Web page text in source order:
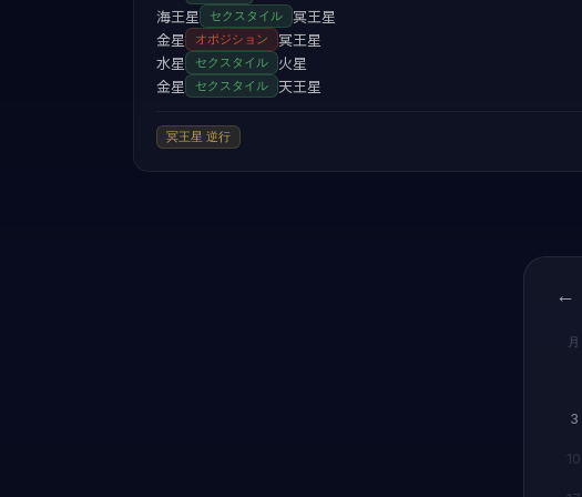
海王星
セクスタイル
冥王星
金星
オポジション
冥王星
水星
セクスタイル
火星
金星
セクスタイル 天王星
冥王星 逆行
←
月
3
10